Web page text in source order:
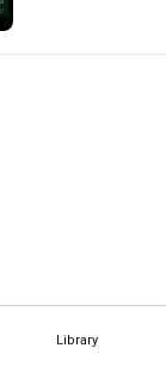
Library